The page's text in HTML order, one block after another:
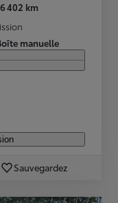
402 km
manuelle
Sauvegardez